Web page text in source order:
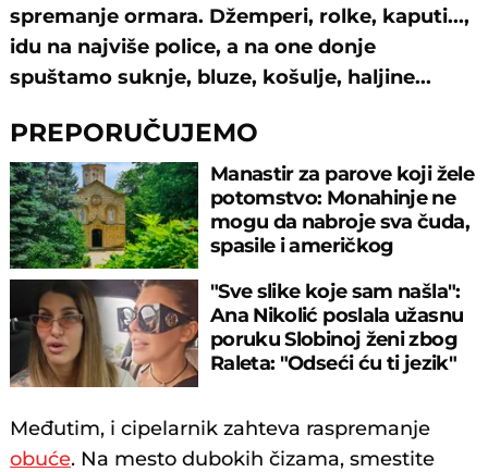
spremanje ormara. Džemperi, rolke, kaputi...,
idu na najviše police, a na one donje
spuštamo suknje, bluze, košulje, haljine...
PREPORUČUJEMO
Manastir za parove koji žele
potomstvo: Monahinje ne
mogu da nabroje sva čuda,
spasile i američkog
"Sve slike koje sam našla":
Ana Nikolić poslala užasnu
poruku Slobinoj ženi zbog
Raleta: "Odseći ću ti jezik"
Međutim, i cipelarnik zahteva raspremanje
obuće. Na mesto dubokih čizama, smestite